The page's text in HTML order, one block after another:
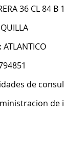
36 CL 84 B
ATLANTICO
de
de